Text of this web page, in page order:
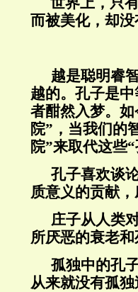
而被美化，却没
越是聪明睿
越的。孔子是
者酣然入梦。
院”，当我们的
院”来取代这些“
孔子喜欢谈
质意义的贡献
庄子从人类
所厌恶的衰老
孤独中的孔
从来就没有孤